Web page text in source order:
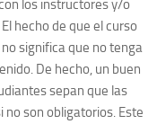
los instructores y/o
hecho de que el curso
significa que no tenga
De hecho, un buen
sepan que las
son obligatorios. Este